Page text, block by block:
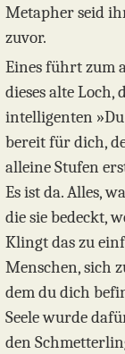
Metapher seid
zuvor.
Eines führt zum
dieses alte Loch,
intelligenten
bereit für dich,
alleine Stufen
Es ist da. Alles,
die sie bedeckt,
Klingt das zu
Menschen, sich
dem du dich
Seele wurde
den